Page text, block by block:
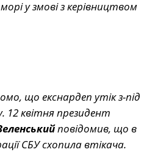
у змові з керівництвом
що екснардеп утік з-під
квітня президент
повідомив, що в
СБУ схопила втікача.